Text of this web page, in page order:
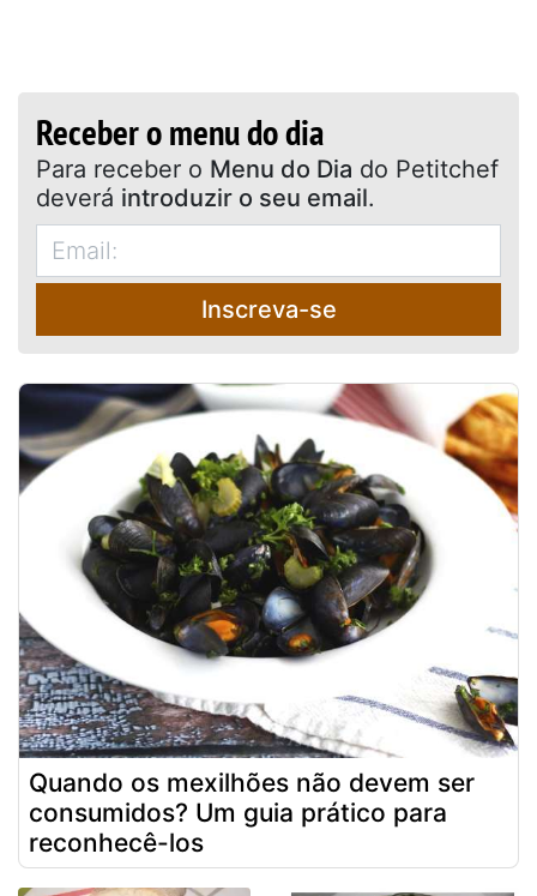
Receber o menu do dia
Para receber o Menu do Dia do Petitchef
deverá introduzir o seu email.
Inscreva-se
Quando os mexilhões não devem ser
consumidos? Um guia prático para
reconhecê-los